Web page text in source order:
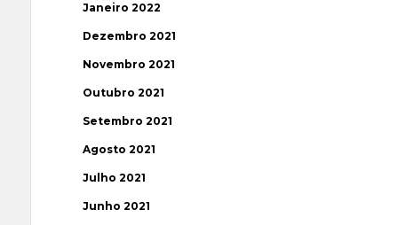
Janeiro 2022
Dezembro 2021
Novembro 2021
Outubro 2021
Setembro 2021
Agosto 2021
Julho 2021
Junho 2021